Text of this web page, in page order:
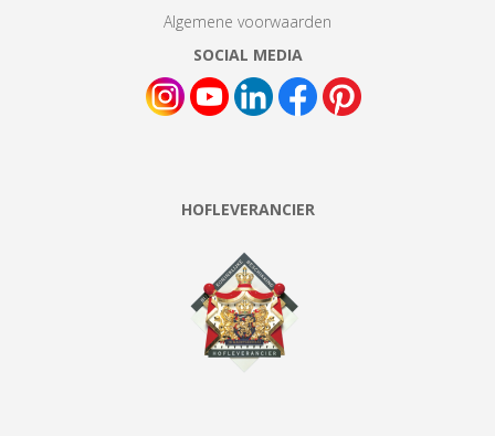
Algemene voorwaarden
SOCIAL MEDIA
HOFLEVERANCIER